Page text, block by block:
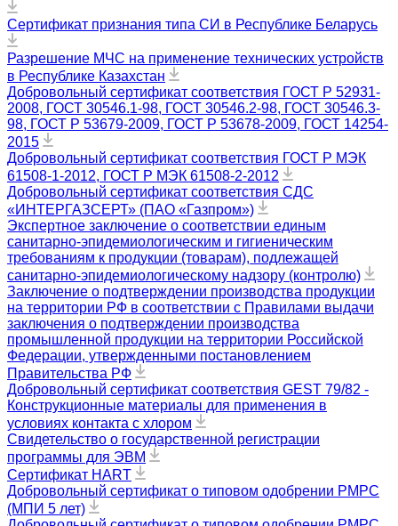
Сертификат признания типа СИ в Республике Беларусь
Разрешение МЧС на применение технических устройств
в Республике Казахстан
Добровольный сертификат соответствия ГОСТ Р 52931-
2008, ГОСТ 30546.1-98, ГОСТ 30546.2-98, ГОСТ 30546.3-
98, ГОСТ Р 53679-2009, ГОСТ Р 53678-2009, ГОСТ 14254-
2015
Добровольный сертификат соответствия ГОСТ Р МЭК
61508-1-2012, ГОСТ Р МЭК 61508-2-2012
Добровольный сертификат соответствия СДС
«ИНТЕРГАЗСЕРТ» (ПАО «Газпром»)
Экспертное заключение о соответствии единым
санитарно-эпидемиологическим и гигиеническим
требованиям к продукции (товарам), подлежащей
санитарно-эпидемиологическому надзору (контролю)
Заключение о подтверждении производства продукции
на территории РФ в соответствии с Правилами выдачи
заключения о подтверждении производства
промышленной продукции на территории Российской
Федерации, утвержденными постановлением
Правительства РФ
Добровольный сертификат соответствия GEST 79/82 -
Конструкционные материалы для применения в
условиях контакта с хлором
Свидетельство о государственной регистрации
программы для ЭВМ
Сертификат HART
Добровольный сертификат о типовом одобрении РМРС
(МПИ 5 лет)